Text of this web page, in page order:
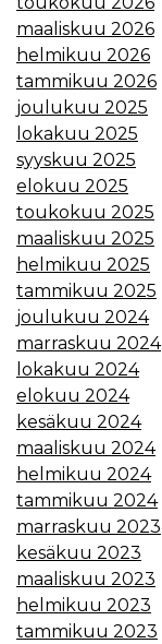
maaliskuu 2026
helmikuu 2026
tammikuu 2026
joulukuu 2025
lokakuu 2025
syyskuu 2025
elokuu 2025
toukokuu 2025
maaliskuu 2025
helmikuu 2025
tammikuu 2025
joulukuu 2024
marraskuu 2024
lokakuu 2024
elokuu 2024
kesäkuu 2024
maaliskuu 2024
helmikuu 2024
tammikuu 2024
marraskuu 2023
kesäkuu 2023
maaliskuu 2023
helmikuu 2023
tammikuu 2023